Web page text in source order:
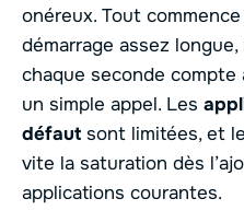
onéreux. Tout
démarrage assez
chaque seconde
un simple appel. Les
défaut sont limitées, et le
vite la saturation dès
applications courantes.